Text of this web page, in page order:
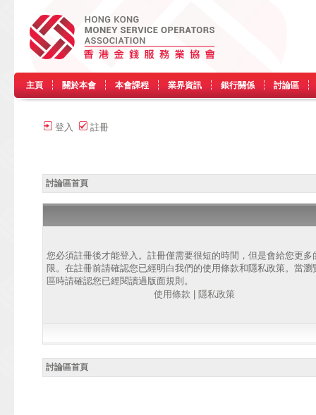
主頁 關於本會 本會課程 業界資訊 銀行關係 討論區
登入 註冊
討論區首頁
您必須註冊後才能登入。註冊僅需要很短的時間，但是會給您更多
限。在註冊前請確認您已經明白我們的使用條款和隱私政策。當瀏
區時請確認您已經閱讀過版面規則。
使用條款
隱私政策
討論區首頁